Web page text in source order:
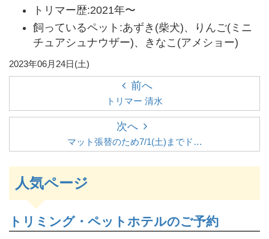
トリマー歴:2021年〜
飼っているペット:あずき(柴犬)、りんご(ミニ
チュアシュナウザー)、きなこ(アメショー)
2023年06月24日(土)
前へ
トリマー 清水
次へ
マット張替のため7/1(土)までド…
人気ページ
トリミング・ペットホテルのご予約